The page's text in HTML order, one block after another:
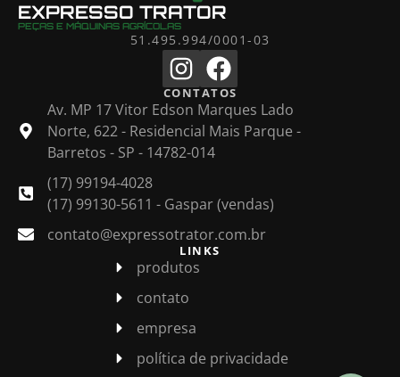
EXPRESSO TRATOR
PEÇAS E MÁQUINAS AGRÍCOLAS
51.495.994/0001-03
CONTATOS
Av. MP 17 Vitor Edson Marques Lado
Norte, 622 - Residencial Mais Parque -
Barretos - SP - 14782-014
(17) 99194-4028
(17) 99130-5611 - Gaspar (vendas)
contato@expressotrator.com.br
LINKS
produtos
contato
empresa
política de privacidade